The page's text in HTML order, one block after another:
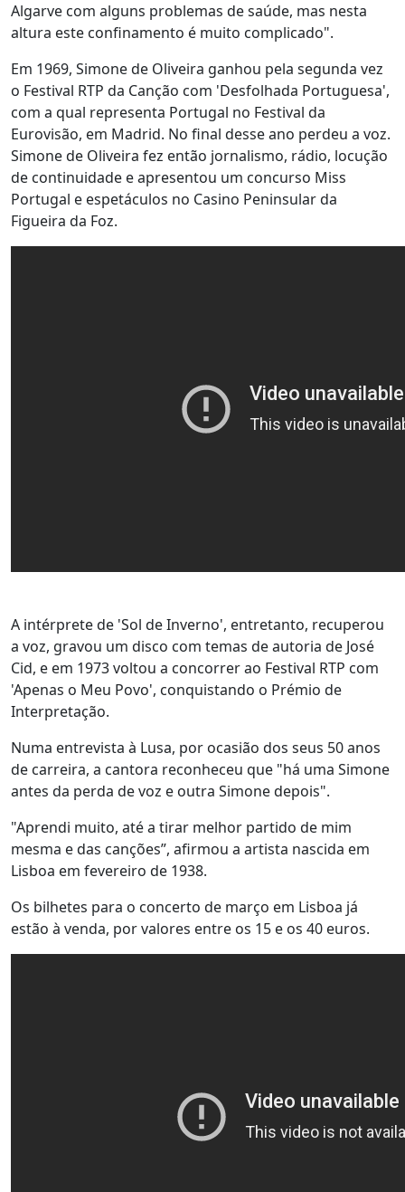
Algarve com alguns problemas de saúde, mas nesta
altura este confinamento é muito complicado".
Em 1969, Simone de Oliveira ganhou pela segunda vez
o Festival RTP da Canção com 'Desfolhada Portuguesa',
com a qual representa Portugal no Festival da
Eurovisão, em Madrid. No final desse ano perdeu a voz.
Simone de Oliveira fez então jornalismo, rádio, locução
de continuidade e apresentou um concurso Miss
Portugal e espetáculos no Casino Peninsular da
Figueira da Foz.
A intérprete de 'Sol de Inverno', entretanto, recuperou
a voz, gravou um disco com temas de autoria de José
Cid, e em 1973 voltou a concorrer ao Festival RTP com
'Apenas o Meu Povo', conquistando o Prémio de
Interpretação.
Numa entrevista à Lusa, por ocasião dos seus 50 anos
de carreira, a cantora reconheceu que "há uma Simone
antes da perda de voz e outra Simone depois".
"Aprendi muito, até a tirar melhor partido de mim
mesma e das canções”, afirmou a artista nascida em
Lisboa em fevereiro de 1938.
Os bilhetes para o concerto de março em Lisboa já
estão à venda, por valores entre os 15 e os 40 euros.